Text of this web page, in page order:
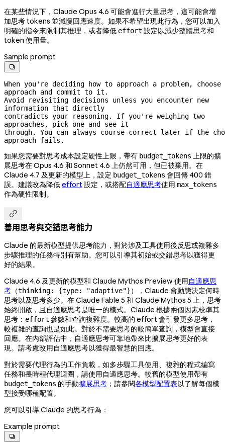
在某些情況下，Claude Opus 4.6 可能會進行大量思考，這可能會增
加思考 tokens 並減慢回應速度。如果不希望出現此行為，您可以加入
明確的指令來限制其推理，或者降低 effort 設定以減少整體思考和
token 使用量。
Sample prompt

When you're deciding how to approach a problem, choose
approach and commit to it.
Avoid revisiting decisions unless you encounter new
information that directly
contradicts your reasoning. If you're weighing two
approaches, pick one and see it
through. You can always course-correct later if the
approach fails.
如果您需要對思考成本設定硬性上限，帶有 budget_tokens
上限的擴
展思考在 Opus 4.6 和 Sonnet 4.6 上仍然可用，但已被棄用。在
Claude 4.7 及更新的模型上，設定 budget_tokens 會回傳 400 錯
誤。建議改為降低effort 設定，或搭配自適應思考使用 max_tokens
作為硬性限制。

善用思考與交錯思考能力
Claude 的最新模型提供思考能力，對於涉及工具使用後反思或複雜多
步驟推理的任務特別有幫助。您可以引導其初始或交錯思考以獲得更
好的結果。
Claude 4.6 及更新的模型和 Claude Mythos Preview 使用 自適應思
考 （thinking: {type: "adaptive"}），Claude 會動態決定何時
思考以及思考多少。在 Claude Fable 5 和 Claude Mythos 5 上，思考
始終開啟，且自適應思考是唯一的模式。Claude 根據兩個因素校準其
思考： effort 參數和查詢複雜度。較高的 effort 會引發更多思考，
較複雜的查詢也是如此。對於不需要思考的較簡單查詢，模型會直接
回應。在內部評估中，自適應思考可靠地帶來比擴展思考更好的表
現。請考慮改用自適應思考以獲得最智慧的回應。
對於需要代理行為的工作負載，如多步驟工具使用、複雜的程式編寫
任務和長時程代理迴圈，請使用自適應思考。較舊的模型使用帶有
budget_tokens 的手動擴展思考 ；請參閱各模型配置表以了解每個模
型接受哪種配置。
您可以引導 Claude 的思考行為：
Example prompt
